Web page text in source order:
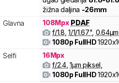
žižna daljina -26mm
Glavna
108Mpx PDAF
f/1.8 1/1/1.67" 0.64
1080p FullHD
Selfi
16Mpx
f/2.4, 1µm piksel
1080p FullHD